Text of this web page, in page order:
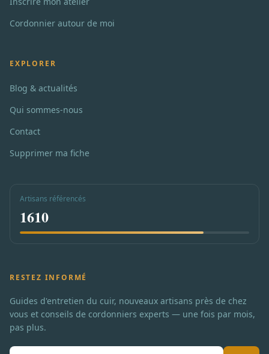
Cordonnier autour de moi
EXPLORER
Blog & actualités
Qui sommes-nous
Contact
Supprimer ma fiche
Artisans référencés
1610
RESTEZ INFORMÉ
Guides d'entretien du cuir, nouveaux artisans près de chez
vous et conseils de cordonniers experts — une fois par mois,
pas plus.